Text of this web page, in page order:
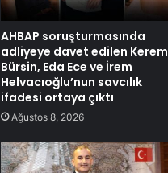
AHBAP soruşturmasında
adliyeye davet edilen Kerem
Bürsin, Eda Ece ve İrem
Helvacıoğlu’nun savcılık
ifadesi ortaya çıktı
Ağustos 8, 2026